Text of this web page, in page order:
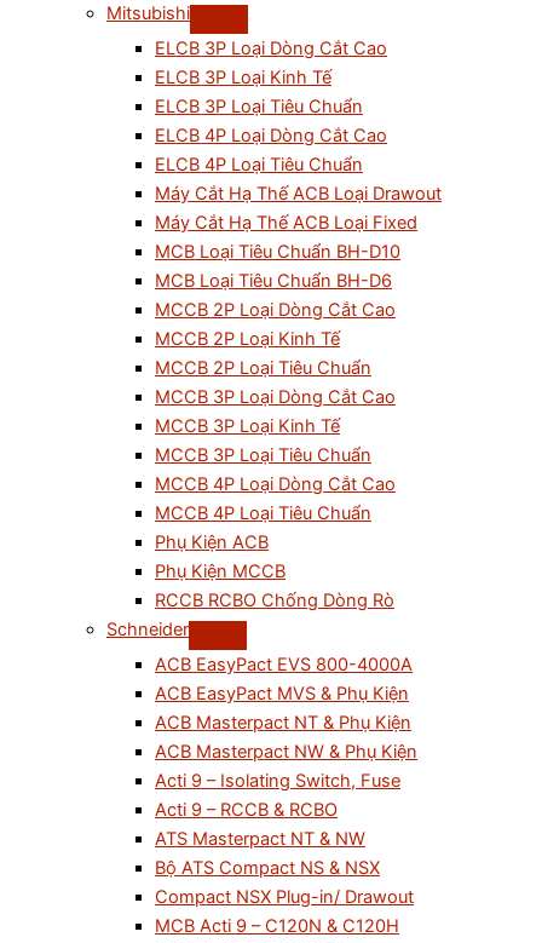
Mitsubishi
ELCB 3P Loại Dòng Cắt Cao
ELCB 3P Loại Kinh Tế
ELCB 3P Loại Tiêu Chuẩn
ELCB 4P Loại Dòng Cắt Cao
ELCB 4P Loại Tiêu Chuẩn
Máy Cắt Hạ Thế ACB Loại Drawout
Máy Cắt Hạ Thế ACB Loại Fixed
MCB Loại Tiêu Chuẩn BH-D10
MCB Loại Tiêu Chuẩn BH-D6
MCCB 2P Loại Dòng Cắt Cao
MCCB 2P Loại Kinh Tế
MCCB 2P Loại Tiêu Chuẩn
MCCB 3P Loại Dòng Cắt Cao
MCCB 3P Loại Kinh Tế
MCCB 3P Loại Tiêu Chuẩn
MCCB 4P Loại Dòng Cắt Cao
MCCB 4P Loại Tiêu Chuẩn
Phụ Kiện ACB
Phụ Kiện MCCB
RCCB RCBO Chống Dòng Rò
Schneider
ACB EasyPact EVS 800-4000A
ACB EasyPact MVS & Phụ Kiện
ACB Masterpact NT & Phụ Kiện
ACB Masterpact NW & Phụ Kiện
Acti 9 – Isolating Switch, Fuse
Acti 9 – RCCB & RCBO
ATS Masterpact NT & NW
Bộ ATS Compact NS & NSX
Compact NSX Plug-in/ Drawout
MCB Acti 9 – C120N & C120H